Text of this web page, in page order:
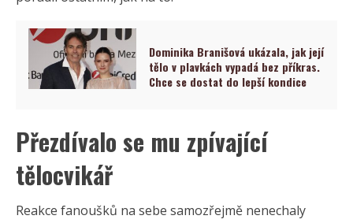
Dominika Branišová ukázala, jak její
tělo v plavkách vypadá bez příkras.
Chce se dostat do lepší kondice
Přezdívalo se mu zpívající
tělocvikář
Reakce fanoušků na sebe samozřejmě nenechaly